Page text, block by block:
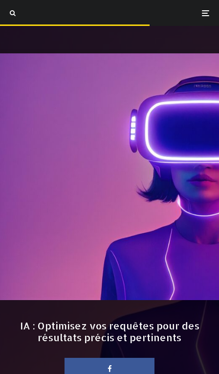
IA : Optimisez vos requêtes pour des
résultats précis et pertinents